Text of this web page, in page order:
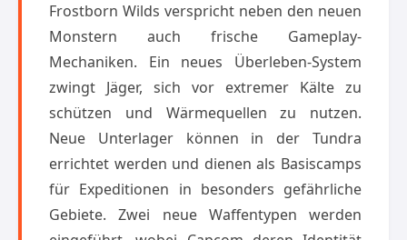
Frostborn Wilds verspricht neben den neuen
Monstern auch frische Gameplay-
Mechaniken. Ein neues Überleben-System
zwingt Jäger, sich vor extremer Kälte zu
schützen und Wärmequellen zu nutzen.
Neue Unterlager können in der Tundra
errichtet werden und dienen als Basiscamps
für Expeditionen in besonders gefährliche
Gebiete. Zwei neue Waffentypen werden